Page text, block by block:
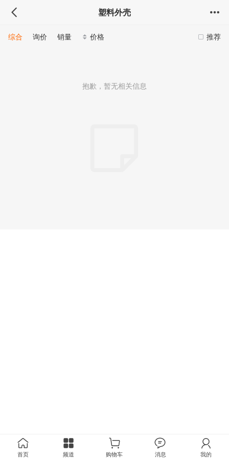
塑料外壳
推荐
综合 询价 销量 价格
抱歉，暂无相关信息
首页 频道 购物车 消息 我的